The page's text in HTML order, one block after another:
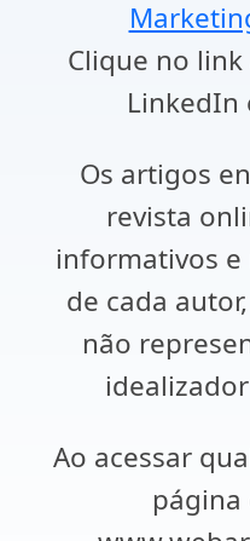
Clique no
LinkedIn
Os artigos
revista
informativos
de cada
não
Ao acessar